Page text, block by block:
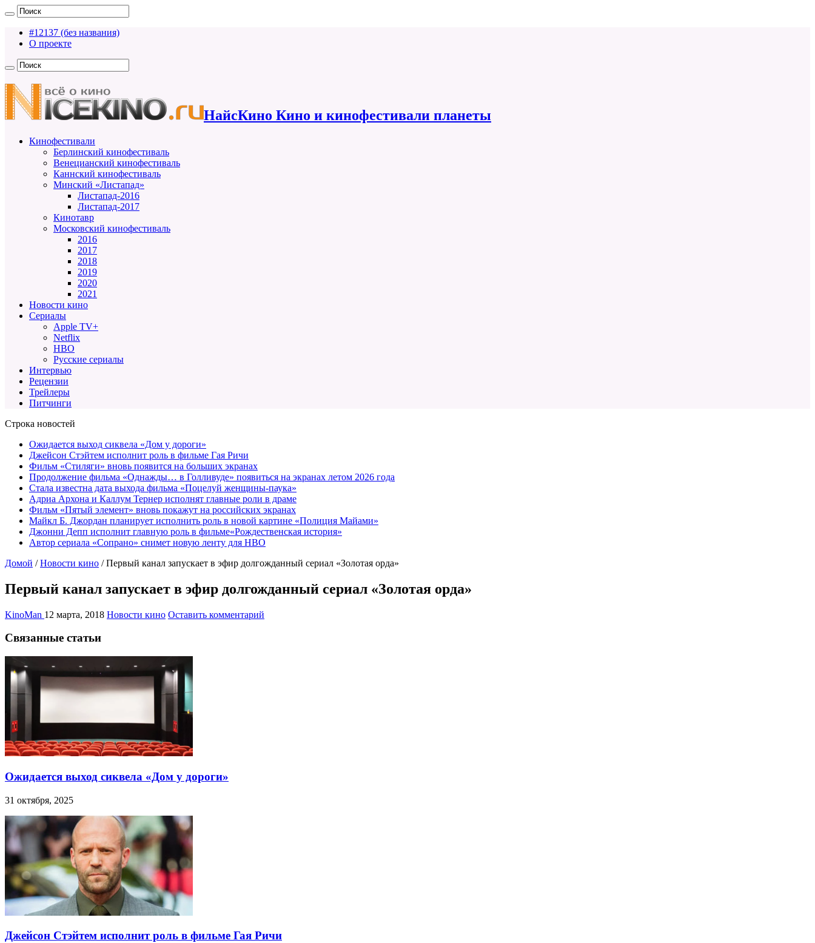
#12137 (без названия)
О проекте
НайсКино Кино и кинофестивали планеты
Кинофестивали
Берлинский кинофестиваль
Венецианский кинофестиваль
Каннский кинофестиваль
Минский «Листапад»
Листапад-2016
Листапад-2017
Кинотавр
Московский кинофестиваль
2016
2017
2018
2019
2020
2021
Новости кино
Сериалы
Apple TV+
Netflix
HBO
Русские сериалы
Интервью
Рецензии
Трейлеры
Питчинги
Строка новостей
Ожидается выход сиквела «Дом у дороги»
Джейсон Стэйтем исполнит роль в фильме Гая Ричи
Фильм «Стиляги» вновь появится на больших экранах
Продолжение фильма «Однажды… в Голливуде» появиться на экранах летом 2026 года
Стала известна дата выхода фильма «Поцелуй женщины-паука»
Адриа Архона и Каллум Тернер исполнят главные роли в драме
Фильм «Пятый элемент» вновь покажут на российских экранах
Майкл Б. Джордан планирует исполнить роль в новой картине «Полиция Майами»
Джонни Депп исполнит главную роль в фильме«Рождественская история»
Автор сериала «Сопрано» снимет новую ленту для HBO
Домой / Новости кино / Первый канал запускает в эфир долгожданный сериал «Золотая орда»
Первый канал запускает в эфир долгожданный сериал «Золотая орда»
KinoMan 12 марта, 2018 Новости кино Оставить комментарий
Связанные статьи
Ожидается выход сиквела «Дом у дороги»
31 октября, 2025
Джейсон Стэйтем исполнит роль в фильме Гая Ричи